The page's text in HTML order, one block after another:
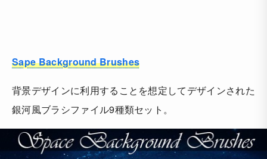
Sape Background Brushes
背景デザインに利用することを想定してデザインされた
銀河風ブラシファイル9種類セット。